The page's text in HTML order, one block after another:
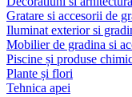
Gratare si accesorii de
Iluminat exterior si
Mobilier de gradina si
Piscine și produse
Plante și flori
Tehnica apei